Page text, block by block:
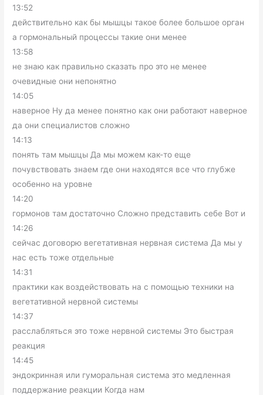
13:52
действительно как бы мышцы такое более большое орган
а гормональный процессы такие они менее
13:58
не знаю как правильно сказать про это не менее
очевидные они непонятно
14:05
наверное Ну да менее понятно как они работают наверное
да они специалистов сложно
14:13
понять там мышцы Да мы можем как-то еще
почувствовать знаем где они находятся все что глубже
особенно на уровне
14:20
гормонов там достаточно Сложно представить себе Вот и
14:26
сейчас договорю вегетативная нервная система Да мы у
нас есть тоже отдельные
14:31
практики как воздействовать на с помощью техники на
вегетативной нервной системы
14:37
расслабляться это тоже нервной системы Это быстрая
реакция
14:45
эндокринная или гуморальная система это медленная
поддержание реакции Когда нам